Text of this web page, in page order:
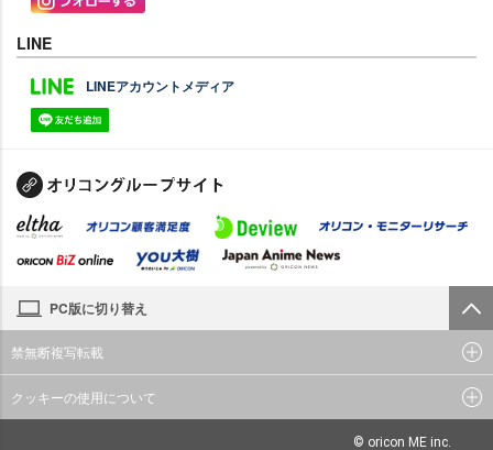
LINE
LINEアカウントメディア
PC版に切り替え
禁無断複写転載
クッキーの使用について
© oricon ME inc.